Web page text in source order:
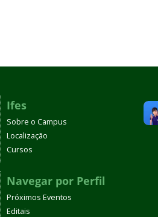
Ifes
Sobre o Campus
Localização
Cursos
Navegar por Perfil
Próximos Eventos
Editais